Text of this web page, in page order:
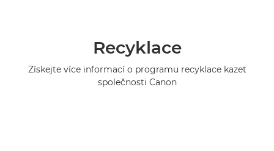
Recyklace
Získejte více informací o programu recyklace kazet
společnosti Canon